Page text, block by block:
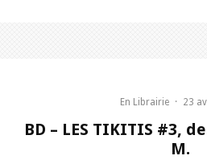
En Librairie · 23
BD – LES TIKITIS #3,
M.